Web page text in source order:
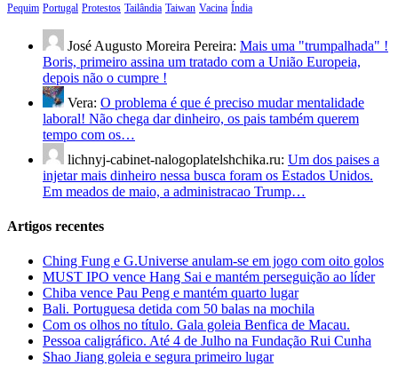
Pequim Portugal Protestos Tailândia Taiwan Vacina Índia
José Augusto Moreira Pereira: Mais uma "trumpalhada" !
Boris, primeiro assina um tratado com a União Europeia,
depois não o cumpre !
Vera: O problema é que é preciso mudar mentalidade
laboral! Não chega dar dinheiro, os pais também querem
tempo com os…
lichnyj-cabinet-nalogoplatelshchika.ru: Um dos paises a
injetar mais dinheiro nessa busca foram os Estados Unidos.
Em meados de maio, a administracao Trump…
Artigos recentes
Ching Fung e G.Universe anulam-se em jogo com oito golos
MUST IPO vence Hang Sai e mantém perseguição ao líder
Chiba vence Pau Peng e mantém quarto lugar
Bali. Portuguesa detida com 50 balas na mochila
Com os olhos no título. Gala goleia Benfica de Macau.
Pessoa caligráfico. Até 4 de Julho na Fundação Rui Cunha
Shao Jiang goleia e segura primeiro lugar